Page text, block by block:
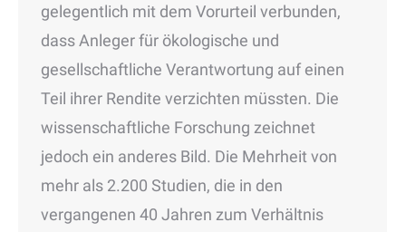
gelegentlich mit dem Vorurteil verbunden,
dass Anleger für ökologische und
gesellschaftliche Verantwortung auf einen
Teil ihrer Rendite verzichten müssten. Die
wissenschaftliche Forschung zeichnet
jedoch ein anderes Bild. Die Mehrheit von
mehr als 2.200 Studien, die in den
vergangenen 40 Jahren zum Verhältnis